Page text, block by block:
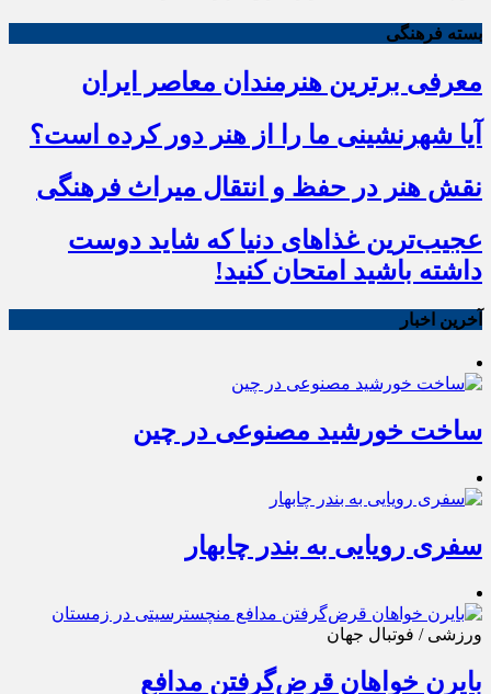
بسته فرهنگی
معرفی برترین هنرمندان معاصر ایران
آیا شهرنشینی ما را از هنر دور کرده است؟
نقش هنر در حفظ و انتقال میراث فرهنگی
عجیب‌ترین غذاهای دنیا که شاید دوست
داشته باشید امتحان کنید!
آخرین اخبار
ساخت خورشید مصنوعی در چین
سفری رویایی به بندر چابهار
ورزشی / فوتبال جهان
بایرن خواهان قرض‌گرفتن مدافع